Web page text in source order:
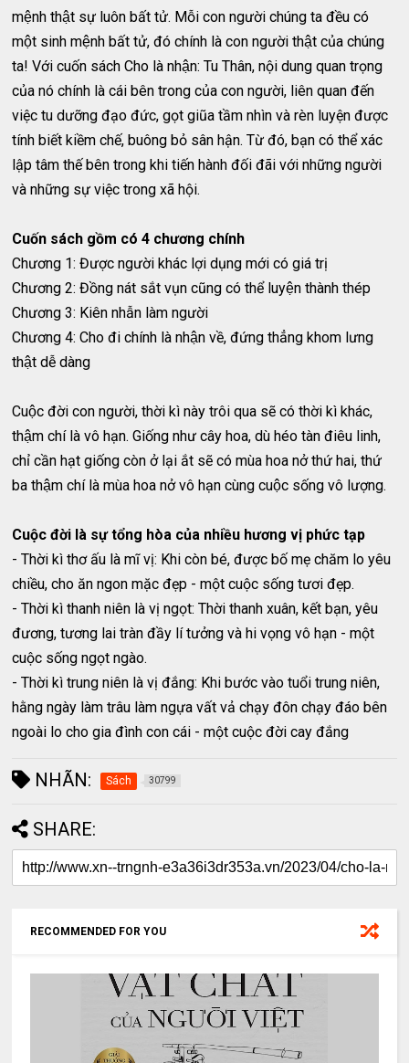
mệnh thật sự luôn bất tử. Mỗi con người chúng ta đều có
một sinh mệnh bất tử, đó chính là con người thật của chúng
ta! Với cuốn sách Cho là nhận: Tu Thân, nội dung quan trọng
của nó chính là cái bên trong của con người, liên quan đến
việc tu dưỡng đạo đức, gọt giũa tầm nhìn và rèn luyện được
tính biết kiềm chế, buông bỏ sân hận. Từ đó, bạn có thể xác
lập tâm thế bên trong khi tiến hành đối đãi với những người
và những sự việc trong xã hội.
Cuốn sách gồm có 4 chương chính
Chương 1: Được người khác lợi dụng mới có giá trị
Chương 2: Đồng nát sắt vụn cũng có thể luyện thành thép
Chương 3: Kiên nhẫn làm người
Chương 4: Cho đi chính là nhận về, đứng thẳng khom lưng
thật dễ dàng
Cuộc đời con người, thời kì này trôi qua sẽ có thời kì khác,
thậm chí là vô hạn. Giống như cây hoa, dù héo tàn điêu linh,
chỉ cần hạt giống còn ở lại ắt sẽ có mùa hoa nở thứ hai, thứ
ba thậm chí là mùa hoa nở vô hạn cùng cuộc sống vô lượng.
Cuộc đời là sự tổng hòa của nhiều hương vị phức tạp
- Thời kì thơ ấu là mĩ vị: Khi còn bé, được bố mẹ chăm lo yêu
chiều, cho ăn ngon mặc đẹp - một cuộc sống tươi đẹp.
- Thời kì thanh niên là vị ngọt: Thời thanh xuân, kết bạn, yêu
đương, tương lai tràn đầy lí tưởng và hi vọng vô hạn - một
cuộc sống ngọt ngào.
- Thời kì trung niên là vị đắng: Khi bước vào tuổi trung niên,
hằng ngày làm trâu làm ngựa vất vả chạy đôn chạy đáo bên
ngoài lo cho gia đình con cái - một cuộc đời cay đắng
NHÃN: Sách 30799
SHARE:
RECOMMENDED FOR YOU